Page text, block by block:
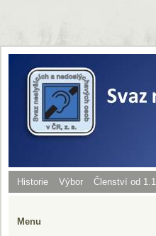
Historie Výbor Členství od
Menu